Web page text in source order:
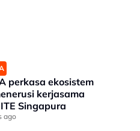
perkasa ekosistem
kerjasama
Singapura
ago